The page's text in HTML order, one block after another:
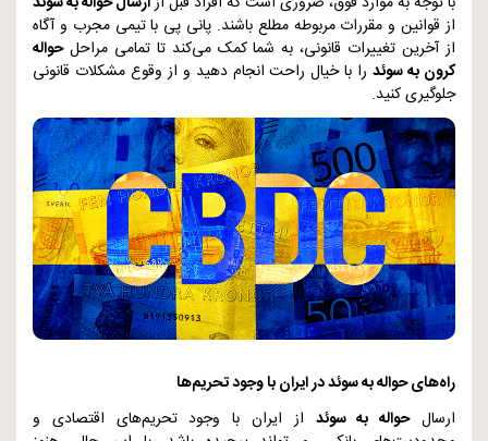
از قوانین و مقررات مربوطه مطلع باشند. پانی پی با تیمی مجرب و آگاه
از آخرین تغییرات قانونی، به شما کمک می‌کند تا تمامی مراحلحواله
کرون به سوئدرا با خیال راحت انجام دهید و از وقوع مشکلات قانونی
جلوگیری کنید.
راه‌های حواله به سوئد در ایران با وجود تحریم‌ها
ارسالحواله به سوئد از ایران با وجود تحریم‌های اقتصادی و